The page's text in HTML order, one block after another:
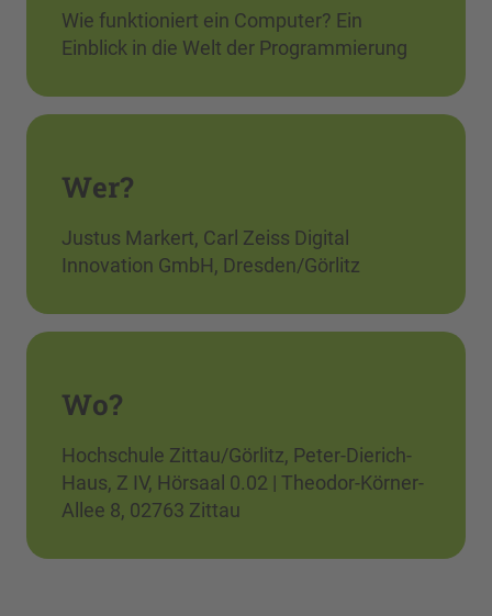
Wie funktioniert ein Computer? Ein
Einblick in die Welt der Programmierung
Wer?
Justus Markert, Carl Zeiss Digital
Innovation GmbH, Dresden/Görlitz
Wo?
Hochschule Zittau/Görlitz, Peter-Dierich-
Haus, Z IV, Hörsaal 0.02 | Theodor-Körner-
Allee 8, 02763 Zittau